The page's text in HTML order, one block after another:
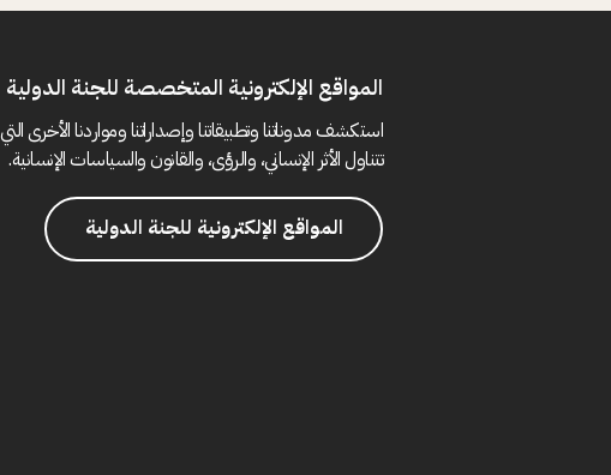
المواقع الإلكترونية المتخصصة للجنة الدولية
استكشف مدوناتنا وتطبيقاتنا وإصداراتنا ومواردنا الأخرى التي
تتناول الأثر الإنساني، والرؤى، والقانون والسياسات الإنسانية.
المواقع الإلكترونية للجنة الدولية